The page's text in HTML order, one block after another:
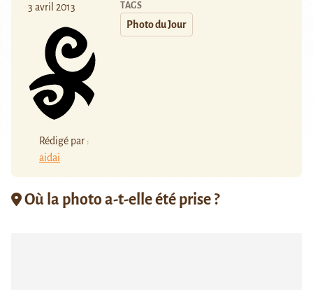
3 avril 2013
Rédigé par :
aidai
TAGS
Photo du Jour
Où la photo a-t-elle été prise ?